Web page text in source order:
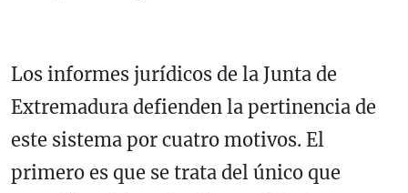
Los informes jurídicos de la Junta de
Extremadura defienden la pertinencia de
este sistema por cuatro motivos. El
primero es que se trata del único que